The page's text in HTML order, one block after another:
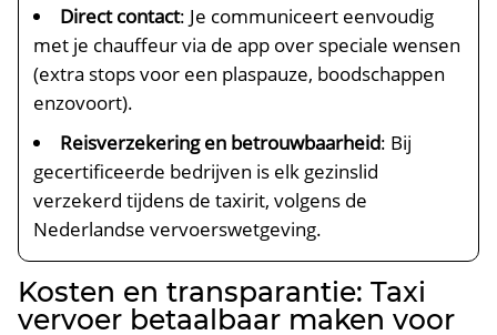
Direct contact: Je communiceert eenvoudig
met je chauffeur via de app over speciale wensen
(extra stops voor een plaspauze, boodschappen
enzovoort).
Reisverzekering en betrouwbaarheid: Bij
gecertificeerde bedrijven is elk gezinslid
verzekerd tijdens de taxirit, volgens de
Nederlandse vervoerswetgeving.
Kosten en transparantie: Taxi
vervoer betaalbaar maken voor